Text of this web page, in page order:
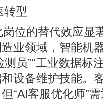
转型
位的替代效应显
业领域，智能机
测员”“工业数据标
设备维护技能。
“AI客服优化师”